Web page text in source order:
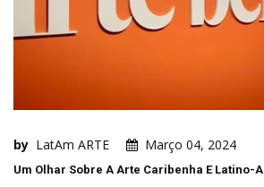
by LatAm ARTE Março 04, 2024
Um Olhar Sobre A Arte Caribenha E Latino-